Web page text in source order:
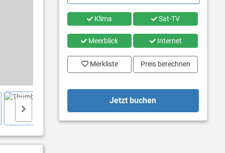
Klima Sat-TV
Meerblick Internet
Merkliste Preis berechnen
Jetzt buchen